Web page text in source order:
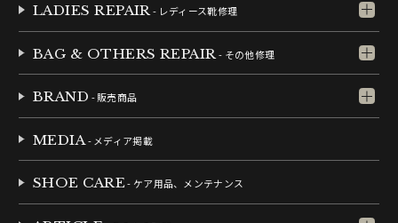
LADIES REPAIR- レディース靴修理
BAG & OTHERS REPAIR - その他修理
BRAND - 販売商品
MEDIA- メディア掲載
SHOE CARE- ケア用品、メンテナンス